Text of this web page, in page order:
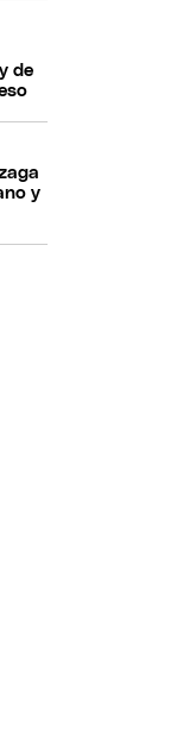
de
y